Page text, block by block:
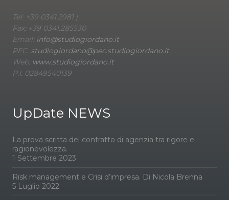
Tel: +39 0341.2981 |
Fax: +39 0341.285530
Email: info@studiogiordano.it
PEC: studiogiordano@pec.studiogiordano.it
Web: www.studiogiordano.it
P.I. 02849540139
UpDate NEWS
La prova scritta del contratto di agenzia tra rigore e
ragionevolezza.
1 Settembre 2023
Risk management e Crisi d’impresa. Di Nicola Brenna
5 Luglio 2022